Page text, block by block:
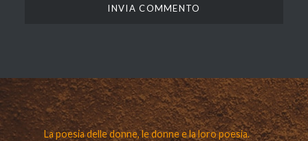
La poesia delle donne, le donne e la loro poesia.